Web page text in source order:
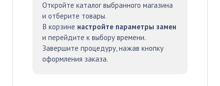
Откройте каталог выбранного магазина
и отберите товары.
В корзине настройте параметры замен
и перейдите к выбору времени.
Завершите процедуру, нажав кнопку
оформления заказа.